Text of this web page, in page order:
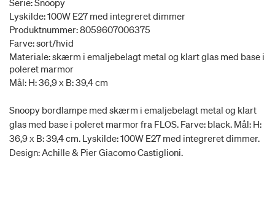
Serie: Snoopy
Lyskilde: 100W E27 med integreret dimmer
Produktnummer: 8059607006375
Farve: sort/hvid
Materiale: skærm i emaljebelagt metal og klart glas med base i
poleret marmor
Mål: H: 36,9 x B: 39,4 cm
Snoopy bordlampe med skærm i emaljebelagt metal og klart
glas med base i poleret marmor fra FLOS. Farve: black. Mål: H:
36,9 x B: 39,4 cm. Lyskilde: 100W E27 med integreret dimmer.
Design: Achille & Pier Giacomo Castiglioni.